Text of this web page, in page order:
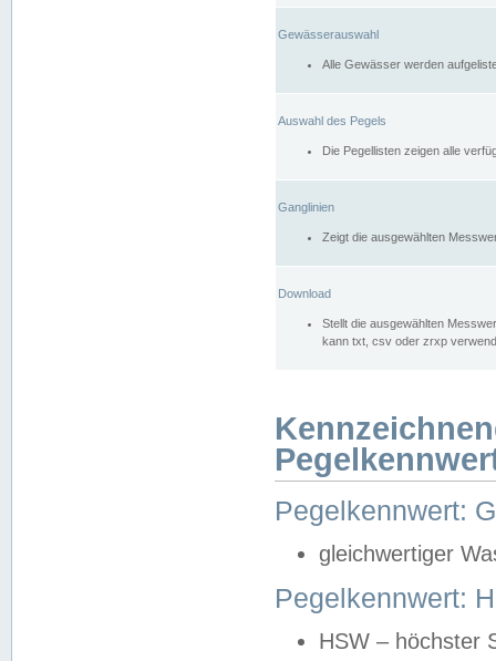
Gewässerauswahl
Alle Gewässer werden
Auswahl des Pegels
Die Pegellisten zeigen alle
Ganglinien
Zeigt die ausgewählten
Download
Stellt die ausgewählten
kann txt, csv oder zrxp
Pegelkennwert:
gleichwertiger
Pegelkennwert:
HSW – höchster